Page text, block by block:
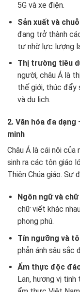
5G và xe điện.
Sản xuất và
đang trở thành
tư nhờ lực lượng
Thị trường tiêu
người, châu Á là
thế giới, thúc đẩy
và du lịch.
2. Văn hóa đa
minh
Châu Á là cái nôi của
sinh ra các tôn giáo
Thiên Chúa giáo. Sự
Ngôn ngữ và
chữ viết khác
phong phú.
Tín ngưỡng và
phản ánh sâu sắc
Ẩm thực độc
Lan, hương vị tinh